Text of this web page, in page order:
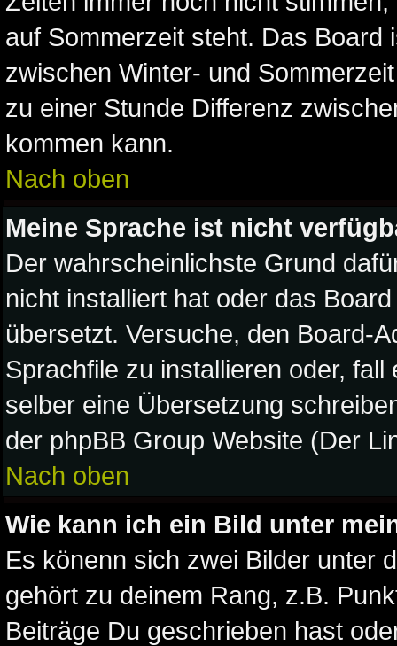
auf Sommerzeit steht. Das
zwischen Winter- und
zu einer Stunde Differenz
kommen kann.
Nach oben
Meine Sprache ist nicht
Der wahrscheinlichste Grund
nicht installiert hat oder das
übersetzt. Versuche, den Board-
Sprachfile zu installieren oder,
selber eine Übersetzung
der phpBB Group Website (Der
Nach oben
Wie kann ich ein Bild unter
Es könenn sich zwei Bilder unter
gehört zu deinem Rang, z.B.
Beiträge Du geschrieben hast